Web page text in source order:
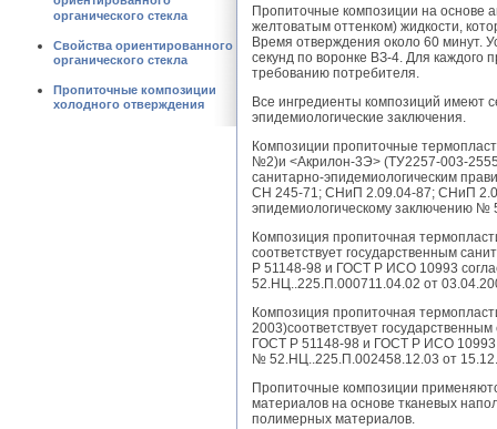
органического стекла
Свойства ориентированного
органического стекла
Пропиточные композиции
холодного отверждения
Пропиточные композиции на основе
желтоватым оттенком) жидкости,
Время отверждения около 60 минут.
секунд по воронке ВЗ-4. Для каждого
требованию потребителя.
Все ингредиенты композиций имеют
эпидемиологические заключения.
Композиции пропиточные
№2)и <Акрилон-3Э> (ТУ2257-003-
санитарно-эпидемиологическим
СН 245-71; СНиП 2.09.04-87; СНиП
эпидемиологическому заключению №
Композиция пропиточная
соответствует государственным
Р 51148-98 и ГОСТ Р ИСО 10993
52.НЦ..225.П.000711.04.02 от
Композиция пропиточная
2003)соответствует
ГОСТ Р 51148-98 и ГОСТ Р ИСО 10993
№ 52.НЦ..225.П.002458.12.03 от
Пропиточные композиции
материалов на основе тканевых
полимерных материалов.